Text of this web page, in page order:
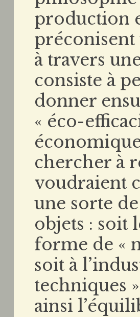
production
préconisent
à travers
consiste à
donner
« éco-
chercher à
voudraient
une sorte
objets : soit
forme de «
soit à
techniques
ainsi